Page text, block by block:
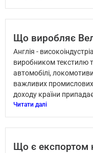
Що виробляє
Англія -
виробником текстилю
автомобілі,
важливих промислових
доходу країни
Читати далі
Що є експортом